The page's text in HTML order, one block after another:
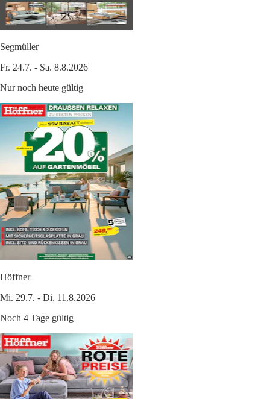
Segmüller
Fr. 24.7. - Sa. 8.8.2026
Nur noch heute gültig
Höffner
Mi. 29.7. - Di. 11.8.2026
Noch 4 Tage gültig